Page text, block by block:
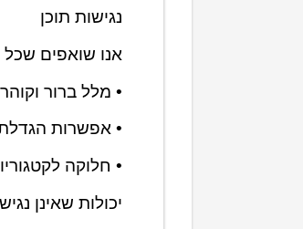
נגישות תוכן
אנו שואפים שכל
• מלל ברור
• אפשרות
• חלוקה
יכולות שאינן